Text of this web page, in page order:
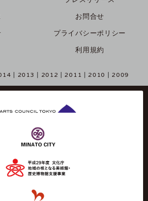
お問合せ
プライバシーポリシー
利用規約
2013 2012 2011 2010 2009